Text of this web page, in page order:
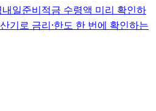
일준비적금 수령액 미리 확인하
기로 금리·한도 한 번에 확인하는